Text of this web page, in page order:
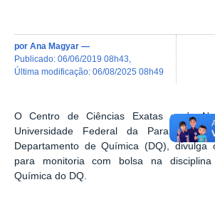
por Ana Magyar —
publicado: 06/06/2019 08h43
última modificação: 06/08/2025 08h49
O Centro de Ciências Exatas e da
Universidade Federal da Paraíba
Departamento de Química (DQ), divulga
para monitoria com bolsa na disciplina
Química do DQ.